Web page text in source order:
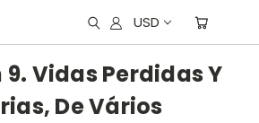
USD
Vidas Perdidas Y
De Vários